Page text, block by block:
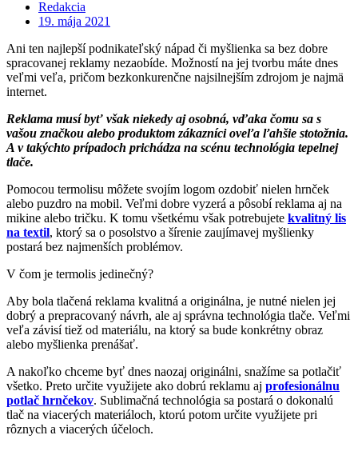
Redakcia
19. mája 2021
Ani ten najlepší podnikateľský nápad či myšlienka sa bez dobre
spracovanej reklamy nezaobíde. Možností na jej tvorbu máte dnes
veľmi veľa, pričom bezkonkurenčne najsilnejším zdrojom je najmä
internet.
Reklama musí byť však niekedy aj osobná, vďaka čomu sa s
vašou značkou alebo produktom zákazníci oveľa ľahšie stotožnia.
A v takýchto prípadoch prichádza na scénu technológia tepelnej
tlače.
Pomocou termolisu môžete svojím logom ozdobiť nielen hrnček
alebo puzdro na mobil. Veľmi dobre vyzerá a pôsobí reklama aj na
mikine alebo tričku. K tomu všetkému však potrebujete kvalitný lis
na textil, ktorý sa o posolstvo a šírenie zaujímavej myšlienky
postará bez najmenších problémov.
V čom je termolis jedinečný?
Aby bola tlačená reklama kvalitná a originálna, je nutné nielen jej
dobrý a prepracovaný návrh, ale aj správna technológia tlače. Veľmi
veľa závisí tiež od materiálu, na ktorý sa bude konkrétny obraz
alebo myšlienka prenášať.
A nakoľko chceme byť dnes naozaj originálni, snažíme sa potlačiť
všetko. Preto určite využijete ako dobrú reklamu aj profesionálnu
potlač hrnčekov. Sublimačná technológia sa postará o dokonalú
tlač na viacerých materiáloch, ktorú potom určite využijete pri
rôznych a viacerých účeloch.